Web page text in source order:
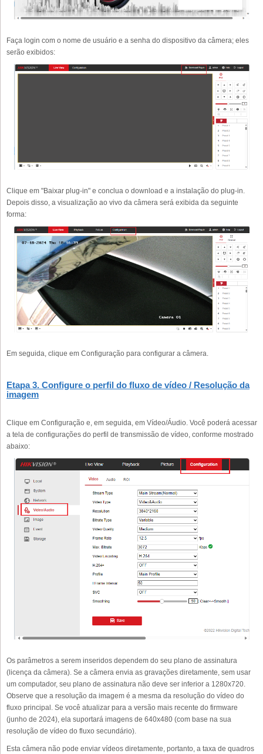
Faça login com o nome de usuário e a senha do dispositivo da câmera; eles
serão exibidos:
Clique em "Baixar plug-in" e conclua o download e a instalação do plug-in.
Depois disso, a visualização ao vivo da câmera será exibida da seguinte
forma:
Em seguida, clique em Configuração para configurar a câmera.
Etapa 3. Configure o perfil do fluxo de vídeo / Resolução da
imagem
Clique em Configuração e, em seguida, em Vídeo/Áudio. Você poderá acessar
a tela de configurações do perfil de transmissão de vídeo, conforme mostrado
abaixo:
Os parâmetros a serem inseridos dependem do seu plano de assinatura
(licença da câmera). Se a câmera envia as gravações diretamente, sem usar
um computador, seu plano de assinatura não deve ser inferior a 1280x720.
Observe que a resolução da imagem é a mesma da resolução do vídeo do
fluxo principal. Se você atualizar para a versão mais recente do firmware
(junho de 2024), ela suportará imagens de 640x480 (com base na sua
resolução de vídeo do fluxo secundário).
Esta câmera não pode enviar vídeos diretamente, portanto, a taxa de quadros